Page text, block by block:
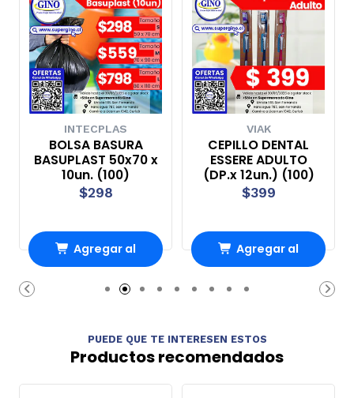
INTECPLAS
BOLSA BASURA
BASUPLAST 50x70 x
10un. (100)
$298
Agregar al
Carro
VIAK
CEPILLO DENTAL
ESSERE ADULTO
(DP.x 12un.) (100)
$399
Agregar al
Carro
PUEDE QUE TE INTERESEN ESTOS
Productos recomendados